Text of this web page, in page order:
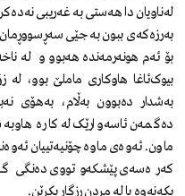
لەناویان دا هەستی بە غەریبی
بەرزەکەی ببون بە جێی
بۆ ئەم هونەرمەندە هەبوو و لە
بیوک‌ئاغا هاوکاری ماملێ بوو،
بەشدار دەبوون بەڵام، بەهۆی
دەگمەن ئاسەوارێک لە کارە
ماون. ئەوەی ماوە چۆنیەتییان
کەرەسەی پێشکەوتووی دەنگی
بکەنەوە یا لە مردن ڕزگار بکرێن.